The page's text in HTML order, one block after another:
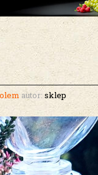
autor: sklep